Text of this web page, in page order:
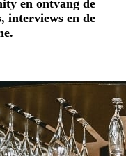
en ontvang de
interviews en de